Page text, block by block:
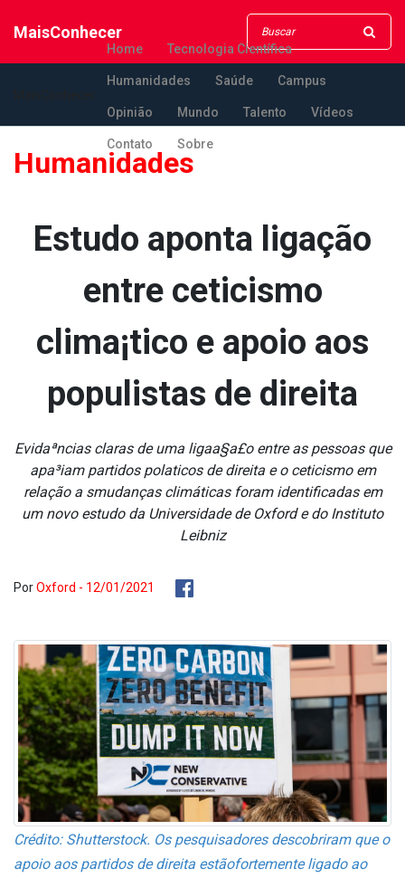
MaisConhecer
Home Tecnologia Científica
Humanidades Saúde Campus
Opinião Mundo Talento Vídeos
Contato Sobre
Humanidades
Estudo aponta ligação
entre ceticismo
clima¡tico e apoio aos
populistas de direita
Evidaªncias claras de uma ligaa§a£o entre as pessoas que
apa³iam partidos pola­ticos de direita e o ceticismo em
relação a smudanças climáticas foram identificadas em
um novo estudo da Universidade de Oxford e do Instituto
Leibniz
PorOxford - 12/01/2021
Crédito: Shutterstock. Os pesquisadores descobriram que o
apoio aos partidos de direita estãofortemente ligado ao